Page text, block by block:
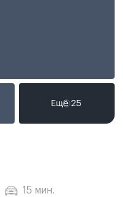
15 мин.